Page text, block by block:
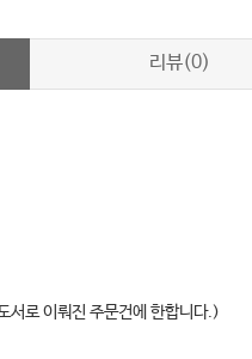
리뷰(0)
서로 이뤄진 주문건에 한합니다.)